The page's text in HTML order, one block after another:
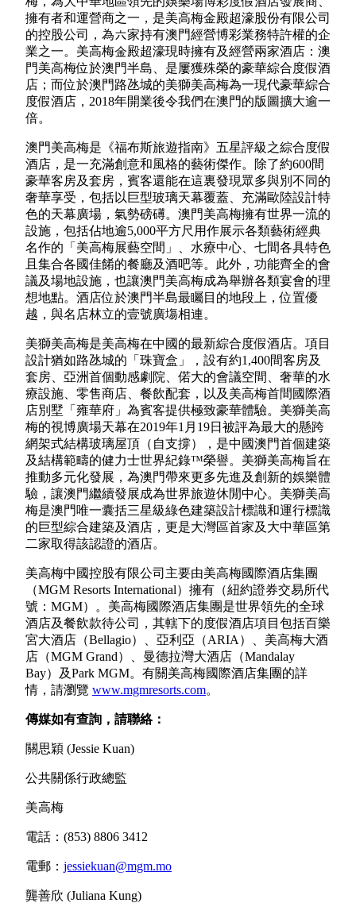
擁有者和運營商之一，是美高梅金殿超濠股份有限公司
的控股公司，為六家持有澳門經營博彩業務特許權的企
業之一。美高梅金殿超濠現時擁有及經營兩家酒店：澳
門美高梅位於澳門半島、是屢獲殊榮的豪華綜合度假酒
店；而位於澳門路氹城的美獅美高梅為一現代豪華綜合
度假酒店，2018年開業後令我們在澳門的版圖擴大逾一
倍。
澳門美高梅是《福布斯旅遊指南》五星評級之綜合度假
酒店，是一充滿創意和風格的藝術傑作。除了約600間
豪華客房及套房，賓客還能在這裏發現眾多與別不同的
奢華享受，包括以巨型玻璃天幕覆蓋、充滿歐陸設計特
色的天幕廣場，氣勢磅礡。澳門美高梅擁有世界一流的
設施，包括佔地逾5,000平方尺用作展示各類藝術經典
名作的「美高梅展藝空間」、水療中心、七間各具特色
且集合各國佳餚的餐廳及酒吧等。此外，功能齊全的會
議及場地設施，也讓澳門美高梅成為舉辦各類宴會的理
想地點。酒店位於澳門半島最矚目的地段上，位置優
越，與名店林立的壹號廣塲相連。
美獅美高梅是美高梅在中國的最新綜合度假酒店。項目
設計猶如路氹城的「珠寶盒」，設有約1,400間客房及
套房、亞洲首個動感劇院、偌大的會議空間、奢華的水
療設施、零售商店、餐飲配套，以及美高梅首間國際酒
店別墅「雍華府」為賓客提供極致豪華體驗。美獅美高
梅的視博廣場天幕在2019年1月19日被評為最大的懸跨
網架式結構玻璃屋頂（自支撐），是中國澳門首個建築
及結構範疇的健力士世界紀錄™榮譽。美獅美高梅旨在
推動多元化發展，為澳門帶來更多先進及創新的娛樂體
驗，讓澳門繼續發展成為世界旅遊休閒中心。美獅美高
梅是澳門唯一囊括三星級綠色建築設計標識和運行標識
的巨型綜合建築及酒店，更是大灣區首家及大中華區第
二家取得該認證的酒店。
美高梅中國控股有限公司主要由美高梅國際酒店集團
（MGM Resorts International）擁有（紐約證券交易所代
號：MGM）。美高梅國際酒店集團是世界領先的全球
酒店及餐飲款待公司，其轄下的度假酒店項目包括百樂
宮大酒店（Bellagio）、亞利亞（ARIA）、美高梅大酒
店（MGM Grand）、曼德拉灣大酒店（Mandalay
Bay）及Park MGM。有關美高梅國際酒店集團的詳
情，請瀏覽 www.mgmresorts.com。
傳媒如有查詢，請聯絡：
關思穎 (Jessie Kuan)
公共關係行政總監
美高梅
電話：(853) 8806 3412
電郵： jessiekuan@mgm.mo
龔善欣 (Juliana Kung)